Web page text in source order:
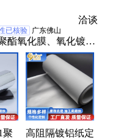
洽谈
已核验 广东佛山
酯氧化膜、氧化镀膜
薄膜、高阻隔氧化铝
料
聚
高阻隔镀铝纸定